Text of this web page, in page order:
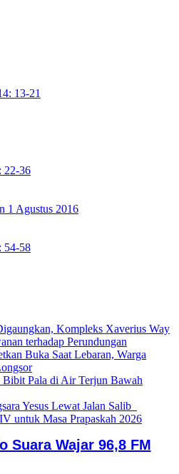
13-21
22-36
1 Agustus 2016
54-58
Kompleks Xaverius Way
terhadap Perundungan
Buka Saat Lebaran, Warga
Pala di Air Terjun Bawah
Yesus Lewat Jalan Salib
untuk Masa Prapaskah 2026
Suara Wajar 96,8 FM